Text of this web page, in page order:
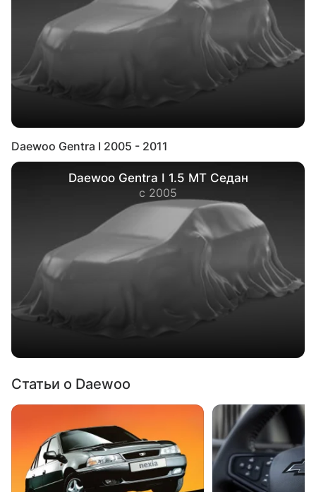
Daewoo Gentra I 2005 - 2011
Daewoo Gentra I 1.5 MT Седан
с 2005
Статьи о Daewoo